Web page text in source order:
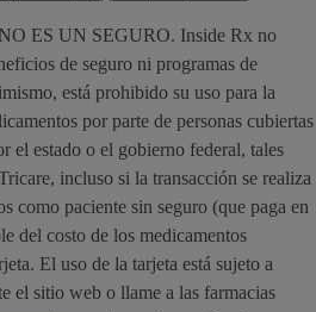
ES UN SEGURO. Inside Rx no
de seguro ni programas de
está prohibido su uso para la
por parte de personas cubiertas
el estado o el gobierno federal, tales
incluso si la transacción se realiza
como paciente sin seguro (que paga en
del costo de los medicamentos
El uso de la tarjeta está sujeto a
el sitio web o llame a las farmacias